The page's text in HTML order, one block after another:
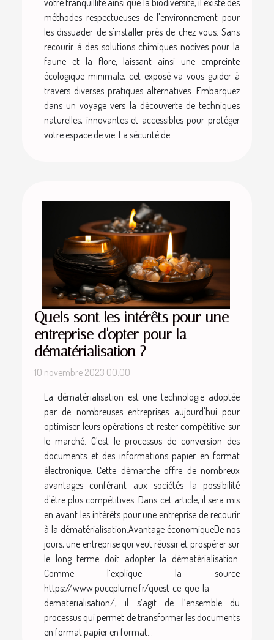
votre tranquillité ainsi que la biodiversité, il existe des
méthodes respectueuses de l'environnement pour
les dissuader de s'installer près de chez vous. Sans
recourir à des solutions chimiques nocives pour la
faune et la flore, laissant ainsi une empreinte
écologique minimale, cet exposé va vous guider à
travers diverses pratiques alternatives. Embarquez
dans un voyage vers la découverte de techniques
naturelles, innovantes et accessibles pour protéger
votre espace de vie. La sécurité de...
Quels sont les intérêts pour une
entreprise d'opter pour la
dématérialisation ?
10 novembre 2023 00:00
La dématérialisation est une technologie adoptée
par de nombreuses entreprises aujourd'hui pour
optimiser leurs opérations et rester compétitive sur
le marché. C'est le processus de conversion des
documents et des informations papier en format
électronique. Cette démarche offre de nombreux
avantages conférant aux sociétés la possibilité
d'être plus compétitives. Dans cet article, il sera mis
en avant les intérêts pour une entreprise de recourir
à la dématérialisation.Avantage économiqueDe nos
jours, une entreprise qui veut réussir et prospérer sur
le long terme doit adopter la dématérialisation.
Comme l’explique la source
https://www.puceplume.fr/quest-ce-que-la-
dematerialisation/, il s’agit de l’ensemble du
processus qui permet de transformer les documents
en format papier en format...